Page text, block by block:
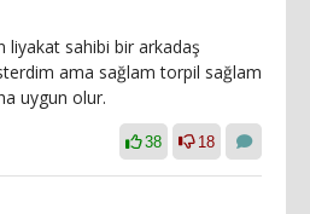
liyakat sahibi bir arkadaş
ama sağlam torpil sağlam
uygun olur.
38 18